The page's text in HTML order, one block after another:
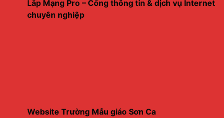
Lắp Mạng Pro – Cổng thông tin & dịch vụ Internet
chuyên nghiệp
Website Trường Mẫu giáo Sơn Ca